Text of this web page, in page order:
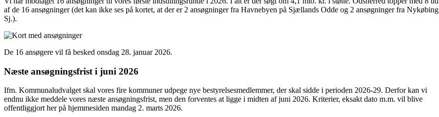
af de 16 ansøgninger (det kan ikke ses på kortet, at der er 2 ansøgninger fra Havnebyen på Sjællands Odde og 2 ansøgninger fra Nykøbing
Sj.).
De 16 ansøgere vil få besked onsdag 28. januar 2026.
Næste ansøgningsfrist i juni 2026
Ifm. Kommunaludvalget skal vores fire kommuner udpege nye bestyrelsesmedlemmer, der skal sidde i perioden 2026-29. Derfor kan vi
endnu ikke meddele vores næste ansøgningsfrist, men den forventes at ligge i midten af juni 2026. Kriterier, eksakt dato m.m. vil blive
offentliggjort her på hjemmesiden mandag 2. marts 2026.